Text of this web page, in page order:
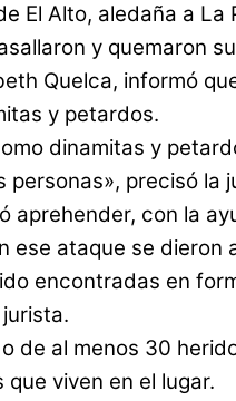
El Alto, aledaña a
y quemaron
Quelca, informó
y petardos.
dinamitas y
precisó la
aprehender, con la
ese ataque se dieron
encontradas en
de al menos 30
viven en el lugar.